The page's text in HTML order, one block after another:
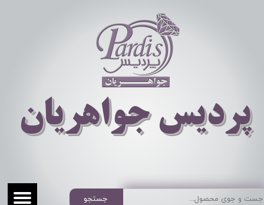
​​​​پردیس جواهریان
جستجو